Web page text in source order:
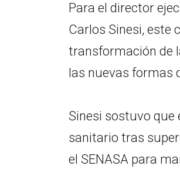
Para el director
Carlos Sinesi, este
transformación de
las nuevas formas
Sinesi sostuvo que
sanitario tras
el SENASA para